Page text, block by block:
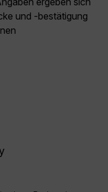
und -bestätigung